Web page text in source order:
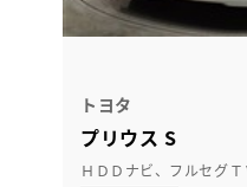
トヨタ
プリウス S
ＨＤＤナビ、フルセグ